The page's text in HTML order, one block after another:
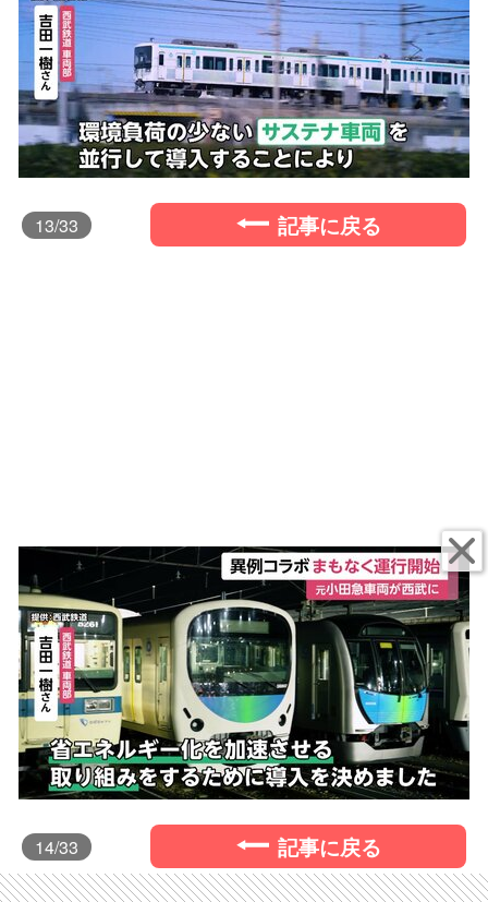
13/33 記事に戻る
14/33 記事に戻る